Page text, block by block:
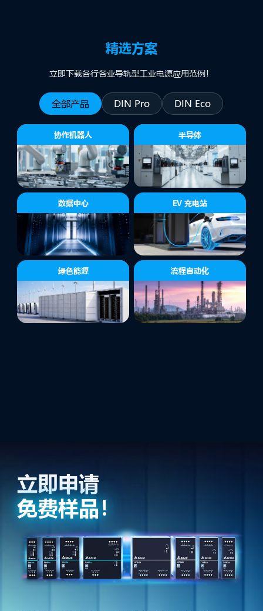
精选方案
立即下载各行各业导轨型工业电源应用范例！
全部产品 DIN Pro DIN Eco
协作机器人 半导体
数据中心 EV 充电站
绿色能源 流程自动化
立即申请
免费样品！